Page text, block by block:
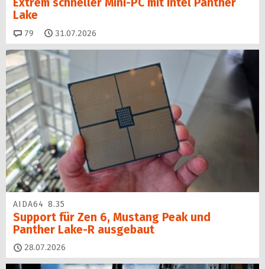
Extrem schneller Mini-PC mit Intel Panther
Lake
79 Kommentare
31.07.2026
AIDA64 8.35
Support für Zen 6, Mustang Peak und
Panther Lake-R ausgebaut
28.07.2026